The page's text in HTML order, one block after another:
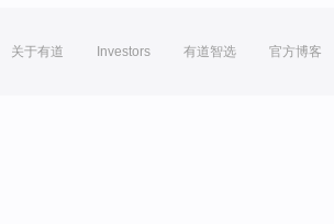
关于有道 Investors 有道智选 官方博客